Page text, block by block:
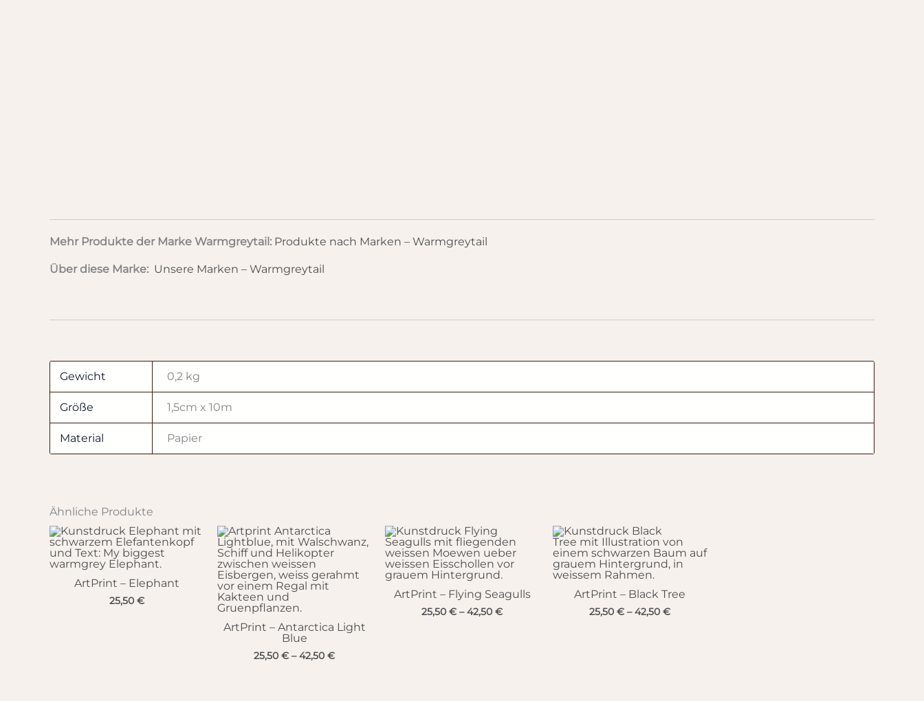
Mehr Produkte der Marke Warmgreytail: Produkte nach Marken – Warmgreytail
Über diese Marke: Unsere Marken – Warmgreytail
Gewicht 0,2 kg
Größe 1,5cm x 10m
Material Papier
Ähnliche Produkte
ArtPrint – Elephant
25,50 €
ArtPrint – Antarctica Light
Blue
25,50 € –42,50 €
ArtPrint – Flying Seagulls
25,50 € –42,50 €
ArtPrint – Black Tree
25,50 € –42,50 €